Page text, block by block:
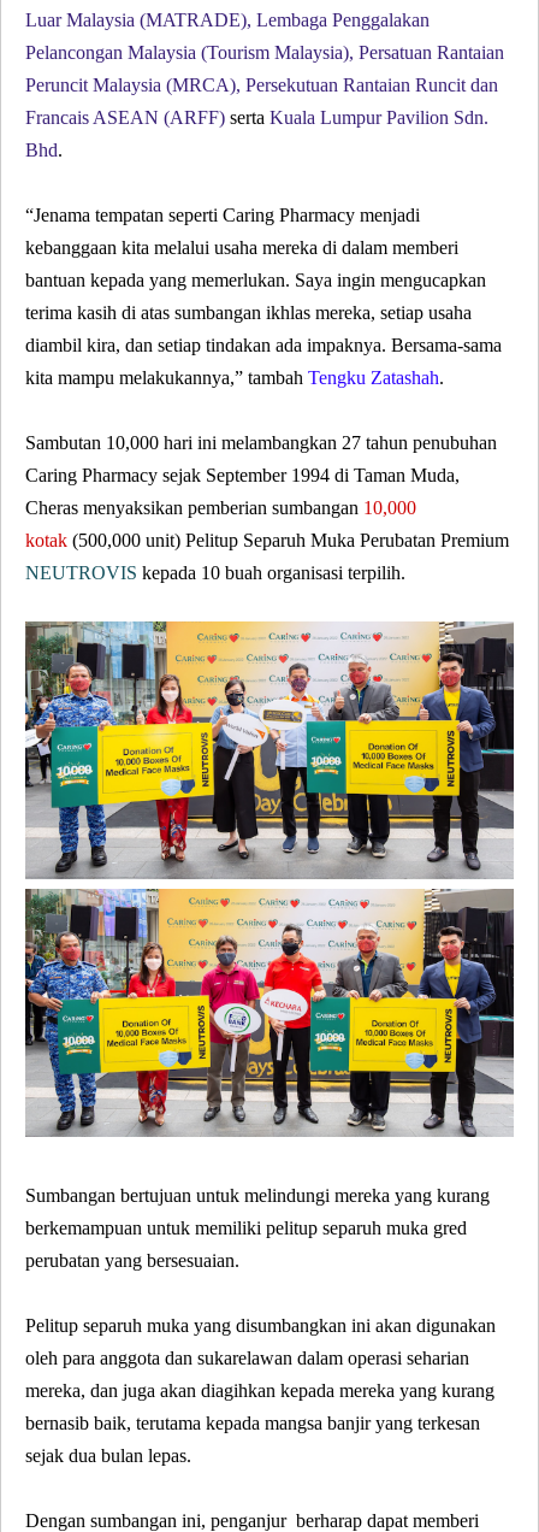
Luar Malaysia (MATRADE), Lembaga Penggalakan
Pelancongan Malaysia (Tourism Malaysia), Persatuan Rantaian
Peruncit Malaysia (MRCA), Persekutuan Rantaian Runcit dan
Francais ASEAN (ARFF) serta Kuala Lumpur Pavilion Sdn.
Bhd.
“Jenama tempatan seperti Caring Pharmacy menjadi
kebanggaan kita melalui usaha mereka di dalam memberi
bantuan kepada yang memerlukan. Saya ingin mengucapkan
terima kasih di atas sumbangan ikhlas mereka, setiap usaha
diambil kira, dan setiap tindakan ada impaknya. Bersama-sama
kita mampu melakukannya,” tambah Tengku Zatashah.
Sambutan 10,000 hari ini melambangkan 27 tahun penubuhan
Caring Pharmacy sejak September 1994 di Taman Muda,
Cheras menyaksikan pemberian sumbangan 10,000
kotak (500,000 unit) Pelitup Separuh Muka Perubatan Premium
NEUTROVIS kepada 10 buah organisasi terpilih.
Sumbangan bertujuan untuk melindungi mereka yang kurang
berkemampuan untuk memiliki pelitup separuh muka gred
perubatan yang bersesuaian.
Pelitup separuh muka yang disumbangkan ini akan digunakan
oleh para anggota dan sukarelawan dalam operasi seharian
mereka, dan juga akan diagihkan kepada mereka yang kurang
bernasib baik, terutama kepada mangsa banjir yang terkesan
sejak dua bulan lepas.
Dengan sumbangan ini, penganjur berharap dapat memberi